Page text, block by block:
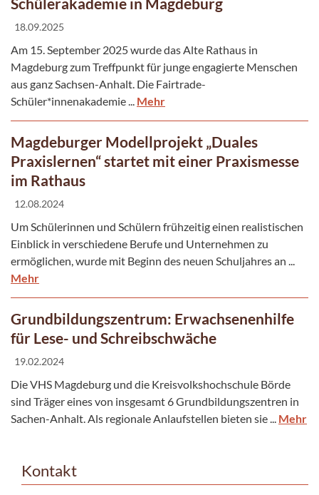
18.09.2025
Am 15. September 2025 wurde das Alte Rathaus in
Magdeburg zum Treffpunkt für junge engagierte Menschen
aus ganz Sachsen-Anhalt. Die Fairtrade-
Schüler*innenakademie ... Mehr
Magdeburger Modellprojekt „Duales
Praxislernen“ startet mit einer Praxismesse
im Rathaus
12.08.2024
Um Schülerinnen und Schülern frühzeitig einen realistischen
Einblick in verschiedene Berufe und Unternehmen zu
ermöglichen, wurde mit Beginn des neuen Schuljahres an ...
Mehr
Grundbildungszentrum: Erwachsenenhilfe
für Lese- und Schreibschwäche
19.02.2024
Die VHS Magdeburg und die Kreisvolkshochschule Börde
sind Träger eines von insgesamt 6 Grundbildungszentren in
Sachen-Anhalt. Als regionale Anlaufstellen bieten sie ... Mehr
Kontakt